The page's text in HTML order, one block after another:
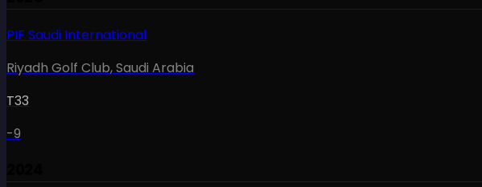
PIF Saudi International
Riyadh Golf Club,Saudi Arabia
T33
-9